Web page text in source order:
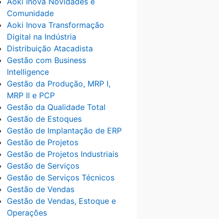
Comunidade
Aoki Inova Transformação
Digital na Indústria
Distribuição Atacadista
Gestão com Business
Intelligence
Gestão da Produção, MRP I,
MRP II e PCP
Gestão da Qualidade Total
Gestão de Estoques
Gestão de Implantação de ERP
Gestão de Projetos
Gestão de Projetos Industriais
Gestão de Serviços
Gestão de Serviços Técnicos
Gestão de Vendas
Gestão de Vendas, Estoque e
Operações